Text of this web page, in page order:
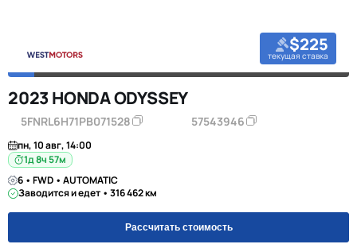
$225
текущая ставка
2023 HONDA ODYSSEY
5FNRL6H71PB071528 57543946
пн, 10 авг, 14:00
1д 8ч 57м
6 • FWD • AUTOMATIC
Заводится и едет • 316 462 км
Рассчитать стоимость